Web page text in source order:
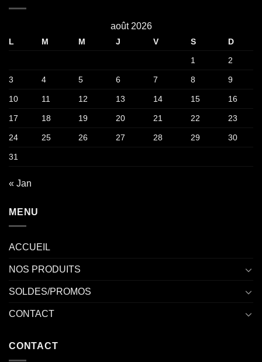
août 2026
L M M J V S
D
1
2
3 4 5 6 7 8 9
10 11 12 13 14 15 16
17 18 19 20 21 22 23
24 25 26 27 28 29 30
31
« Jan
MENU
ACCUEIL
NOS PRODUITS
SOLDES/PROMOS
CONTACT
CONTACT